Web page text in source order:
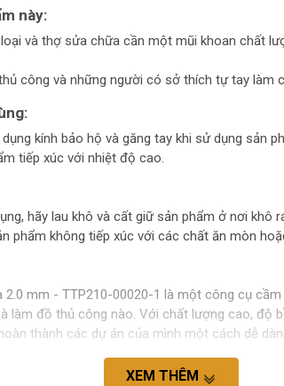
này:
và thợ sửa chữa cần một mũi khoan chất
công và những người có sở thích tự tay làm
kính bảo hộ và găng tay khi sử dụng sản
tiếp xúc với nhiệt độ cao.
hãy lau khô và cất giữ sản phẩm ở nơi khô
phẩm không tiếp xúc với các chất ăn mòn
2.0 mm - TTP210-00020-1 là một công cụ
làm đồ thủ công nào. Với chất lượng cao, độ
thành các dự án của mình một cách dễ
XEM THÊM